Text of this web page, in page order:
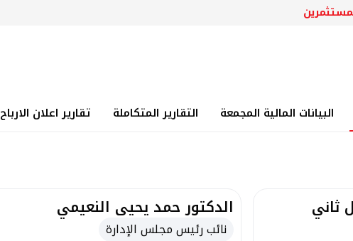
البيانات المالية المجمعة التقارير المتكاملة تقارير اعلان الارباح
ثاني الدكتور حمد يحيى النعيمي
نائب رئيس مجلس الإدارة